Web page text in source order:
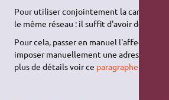
Pour utiliser conjointement la carte Wi-Fi
le même réseau : il suffit d'avoir des
Pour cela, passer en manuel l'affectation
imposer manuellement une adresse IP et
plus de détails voir ce paragraphe